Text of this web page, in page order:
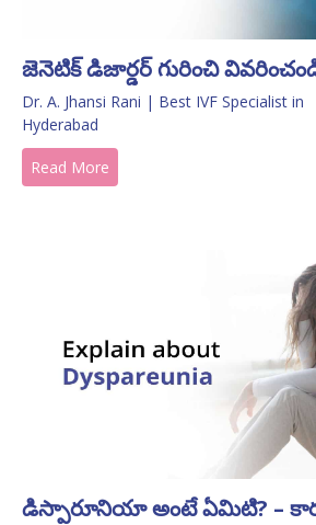
జెనెటిక్ డిజార్డర్ గురించి
Dr. A. Jhansi Rani | Best IVF Specialist in
Hyderabad
Read More
డిస్పారూనియా అంటే ఏమిటి? –